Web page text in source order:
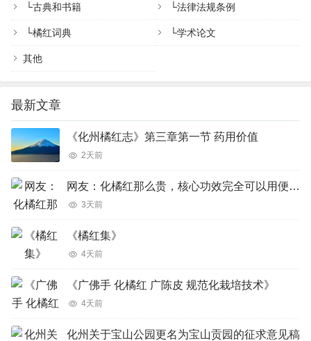
└古典和书籍 └法律法规条例
└橘红词典 └学术论文
其他
最新文章
《化州橘红志》第三章第一节 药用价值
2天前
网友：化橘红那么贵，核心功效完全可以用便宜的橘红、陈皮完美代替吗？
3天前
《橘红集》
4天前
《广佛手 化橘红 广陈皮 规范化栽培技术》
4天前
化州关于宝山公园更名为宝山贡园的征求意见稿